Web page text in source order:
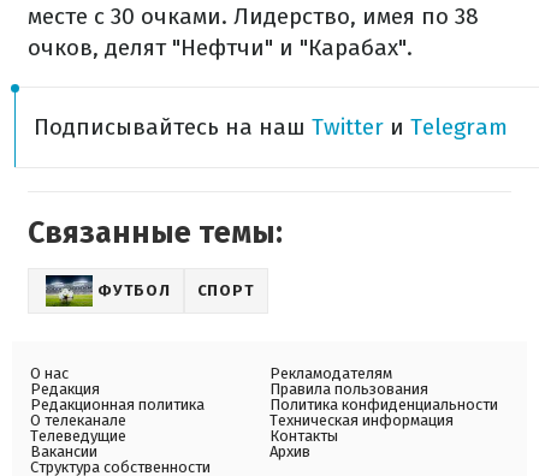
месте с 30 очками. Лидерство, имея по 38
очков, делят "Нефтчи" и "Карабах".
Подписывайтесь на наш Twitter и Telegram
Связанные темы:
ФУТБОЛ СПОРТ
О нас
Редакция
Редакционная политика
О телеканале
Телеведущие
Вакансии
Структура собственности
Рекламодателям
Правила пользования
Политика конфиденциальности
Техническая информация
Контакты
Архив